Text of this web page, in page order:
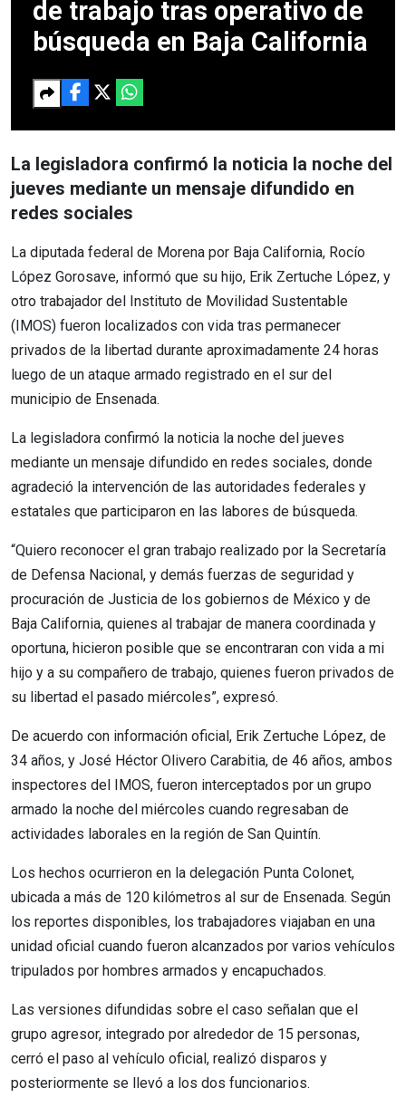
de trabajo tras operativo de
búsqueda en Baja California
La legisladora confirmó la noticia la noche del
jueves mediante un mensaje difundido en
redes sociales
La diputada federal de Morena por Baja California, Rocío
López Gorosave, informó que su hijo, Erik Zertuche López, y
otro trabajador del Instituto de Movilidad Sustentable
(IMOS) fueron localizados con vida tras permanecer
privados de la libertad durante aproximadamente 24 horas
luego de un ataque armado registrado en el sur del
municipio de Ensenada.
La legisladora confirmó la noticia la noche del jueves
mediante un mensaje difundido en redes sociales, donde
agradeció la intervención de las autoridades federales y
estatales que participaron en las labores de búsqueda.
“Quiero reconocer el gran trabajo realizado por la Secretaría
de Defensa Nacional, y demás fuerzas de seguridad y
procuración de Justicia de los gobiernos de México y de
Baja California, quienes al trabajar de manera coordinada y
oportuna, hicieron posible que se encontraran con vida a mi
hijo y a su compañero de trabajo, quienes fueron privados de
su libertad el pasado miércoles”, expresó.
De acuerdo con información oficial, Erik Zertuche López, de
34 años, y José Héctor Olivero Carabitia, de 46 años, ambos
inspectores del IMOS, fueron interceptados por un grupo
armado la noche del miércoles cuando regresaban de
actividades laborales en la región de San Quintín.
Los hechos ocurrieron en la delegación Punta Colonet,
ubicada a más de 120 kilómetros al sur de Ensenada. Según
los reportes disponibles, los trabajadores viajaban en una
unidad oficial cuando fueron alcanzados por varios vehículos
tripulados por hombres armados y encapuchados.
Las versiones difundidas sobre el caso señalan que el
grupo agresor, integrado por alrededor de 15 personas,
cerró el paso al vehículo oficial, realizó disparos y
posteriormente se llevó a los dos funcionarios.